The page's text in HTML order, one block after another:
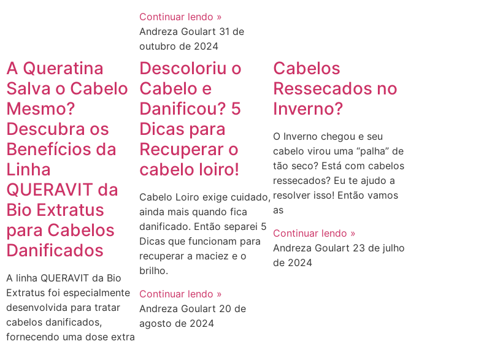
Continuar lendo »
Andreza Goulart 31 de
outubro de 2024
A Queratina
Salva o Cabelo
Mesmo?
Descubra os
Benefícios da
Linha
QUERAVIT da
Bio Extratus
para Cabelos
Danificados
A linha QUERAVIT da Bio
Extratus foi especialmente
desenvolvida para tratar
cabelos danificados,
fornecendo uma dose extra
Descoloriu o
Cabelo e
Danificou? 5
Dicas para
Recuperar o
cabelo loiro!
Cabelo Loiro exige cuidado,
ainda mais quando fica
danificado. Então separei 5
Dicas que funcionam para
recuperar a maciez e o
brilho.
Continuar lendo »
Andreza Goulart 20 de
agosto de 2024
Cabelos
Ressecados no
Inverno?
O Inverno chegou e seu
cabelo virou uma “palha” de
tão seco? Está com cabelos
ressecados? Eu te ajudo a
resolver isso! Então vamos
as
Continuar lendo »
Andreza Goulart 23 de julho
de 2024